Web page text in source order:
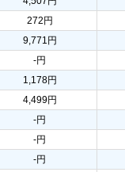
272円
9,771円
-円
1,178円
4,499円
-円
-円
-円